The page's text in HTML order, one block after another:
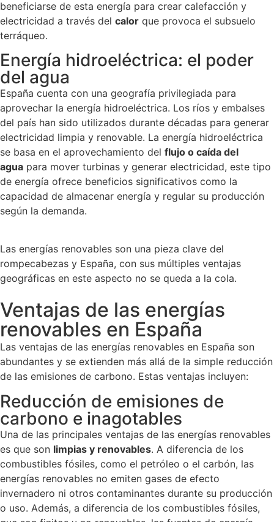
beneficiarse de esta energía para crear calefacción y
electricidad a través del calor que provoca el subsuelo
terráqueo.
Energía hidroeléctrica: el poder
del agua
España cuenta con una geografía privilegiada para
aprovechar la energía hidroeléctrica. Los ríos y embalses
del país han sido utilizados durante décadas para generar
electricidad limpia y renovable. La energía hidroeléctrica
se basa en el aprovechamiento del flujo o caída del
agua para mover turbinas y generar electricidad, este tipo
de energía ofrece beneficios significativos como la
capacidad de almacenar energía y regular su producción
según la demanda.
Las energías renovables son una pieza clave del
rompecabezas y España, con sus múltiples ventajas
geográficas en este aspecto no se queda a la cola.
Ventajas de las energías
renovables en España
Las ventajas de las energías renovables en España son
abundantes y se extienden más allá de la simple reducción
de las emisiones de carbono. Estas ventajas incluyen:
Reducción de emisiones de
carbono e inagotables
Una de las principales ventajas de las energías renovables
es que son limpias y renovables. A diferencia de los
combustibles fósiles, como el petróleo o el carbón, las
energías renovables no emiten gases de efecto
invernadero ni otros contaminantes durante su producción
o uso. Además, a diferencia de los combustibles fósiles,